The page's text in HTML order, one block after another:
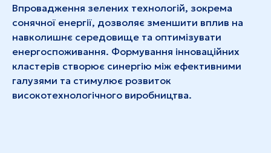
Впровадження зелених технологій, зокрема
сонячної енергії, дозволяє зменшити вплив на
навколишнє середовище та оптимізувати
енергоспоживання. Формування інноваційних
кластерів створює синергію між ефективними
галузями та стимулює розвиток
високотехнологічного виробництва.